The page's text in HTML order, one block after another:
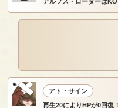
アト・サイン
再生20によりHPが0回復！